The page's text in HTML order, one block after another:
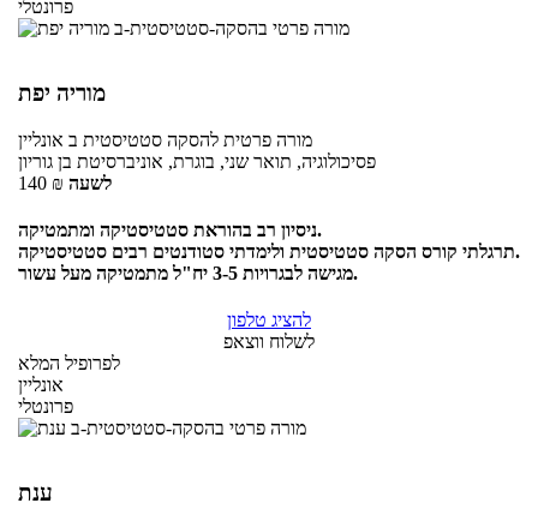
פרונטלי
מוריה יפת
מורה פרטית להסקה סטטיסטית ב אונליין
פסיכולוגיה, תואר שני, בוגרת, אוניברסיטת בן גוריון
140 ₪ לשעה
ניסיון רב בהוראת סטטיסטיקה ומתמטיקה.
תרגלתי קורס הסקה סטטיסטית ולימדתי סטודנטים רבים סטטיסטיקה.
מגישה לבגרויות 3-5 יח"ל מתמטיקה מעל עשור.
להציג טלפון
לשלוח ווצאפ
לפרופיל המלא
אונליין
פרונטלי
ענת